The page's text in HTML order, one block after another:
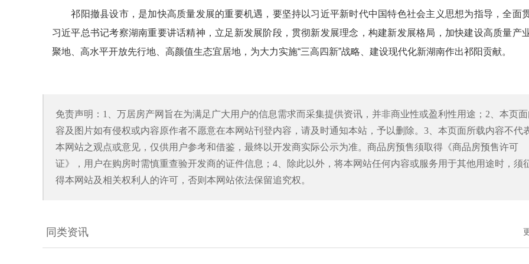
祁阳撤县设市，是加快高质量发展的重要机遇，要坚持以习近平新时代中国特色社会主义思想为指导，全面
习近平总书记考察湖南重要讲话精神，立足新发展阶段，贯彻新发展理念，构建新发展格局，加快建设高质量产
聚地、高水平开放先行地、高颜值生态宜居地，为大力实施“三高四新”战略、建设现代化新湖南作出祁阳贡献。
免责声明：1、万居房产网旨在为满足广大用户的信息需求而采集提供资讯，并非商业性或盈利性用途；2、本页面
容及图片如有侵权或内容原作者不愿意在本网站刊登内容，请及时通知本站，予以删除。3、本页面所载内容不代
本网站之观点或意见，仅供用户参考和借鉴，最终以开发商实际公示为准。商品房预售须取得《商品房预售许可
证》，用户在购房时需慎重查验开发商的证件信息；4、除此以外，将本网站任何内容或服务用于其他用途时，须
得本网站及相关权利人的许可，否则本网站依法保留追究权。
同类资讯